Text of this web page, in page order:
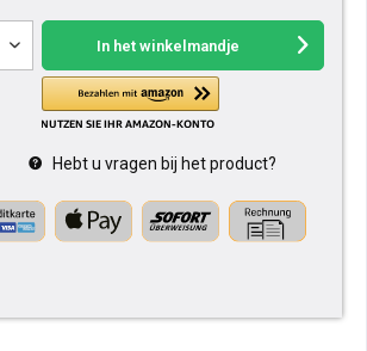
In het winkelmandje
Hebt u vragen bij het product?